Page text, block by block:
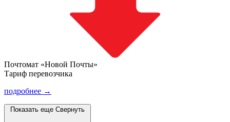
Почтомат «Новой Почты»
Тариф перевозчика
подробнее →
Показать еще Свернуть